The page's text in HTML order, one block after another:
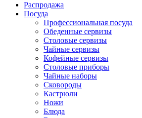
Распродажа
Посуда
Профессиональная посуда
Обеденные сервизы
Столовые сервизы
Чайные сервизы
Кофейные сервизы
Столовые приборы
Чайные наборы
Сковороды
Кастрюли
Ножи
Блюда